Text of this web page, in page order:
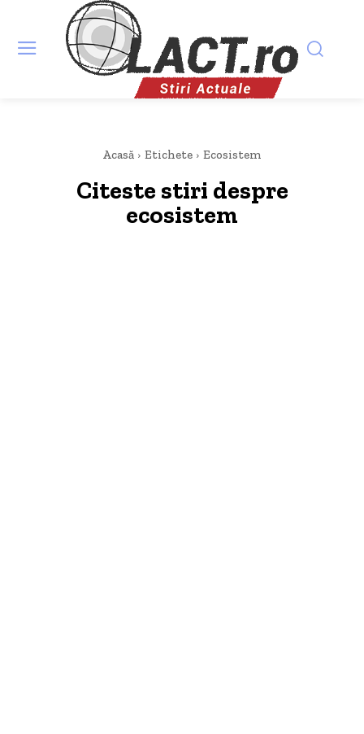
Acasă Etichete Ecosistem
Citeste stiri despre
ecosistem